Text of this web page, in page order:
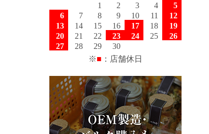
1
2 3 4
5
6
7 8 9 10 11
12
13
14 15 16 17 18
19
20
21 22 23 24 25
26
27
28 29
30
※■ ：店舗休日